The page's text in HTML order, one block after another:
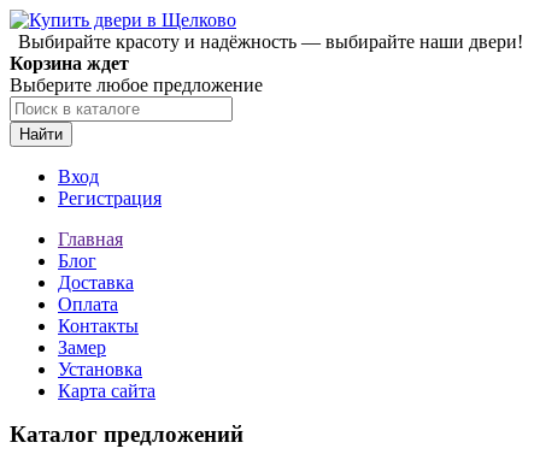
Выбирайте красоту и надёжность — выбирайте наши двери!
Корзина ждет
Выберите любое предложение
Найти
Вход
Регистрация
Главная
Блог
Доставка
Оплата
Контакты
Замер
Установка
Карта сайта
Каталог предложений